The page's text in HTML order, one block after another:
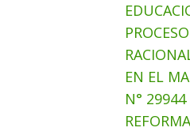
EN EL
N° 29944